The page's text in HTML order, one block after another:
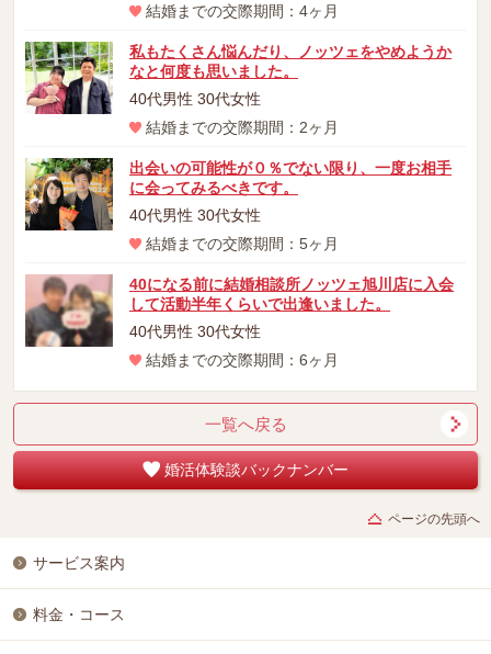
結婚までの交際期間：4ヶ月
私もたくさん悩んだり、ノッツェをやめようか
なと何度も思いました。
40代男性 30代女性
結婚までの交際期間：2ヶ月
出会いの可能性が０％でない限り、一度お相手
に会ってみるべきです。
40代男性 30代女性
結婚までの交際期間：5ヶ月
40になる前に結婚相談所ノッツェ旭川店に入会
して活動半年くらいで出逢いました。
40代男性 30代女性
結婚までの交際期間：6ヶ月
一覧へ戻る
婚活体験談バックナンバー
ページの先頭へ
サービス案内
料金・コース